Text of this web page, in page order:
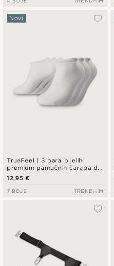
TrueFeel | 3 para bijelih
premium pamučnih čarapa do
gležnja
Novi
12,95 €
7 BOJE TRENDHIM